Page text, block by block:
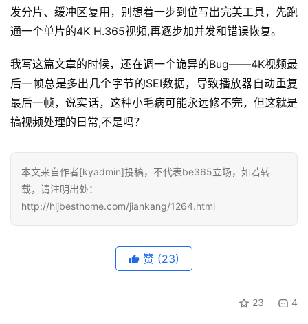
发分片、缓冲区复用，别想着一步到位写出完美工具，先跑
通一个单片的4K H.365视频,再逐步加并发和错误恢复。
我写这篇文章的时候，还在调一个诡异的Bug——4K视频最
后一帧总是多出几个字节的SEI数据，导致播放器自动重复
最后一帧，说实话，这种小毛病可能永远修不完，但这就是
搞视频处理的日常,不是吗？
本文来自作者[kyadmin]投稿，不代表be365立场，如若转
载，请注明出处：
http://hljbesthome.com/jiankang/1264.html
赞 (23)
23 4